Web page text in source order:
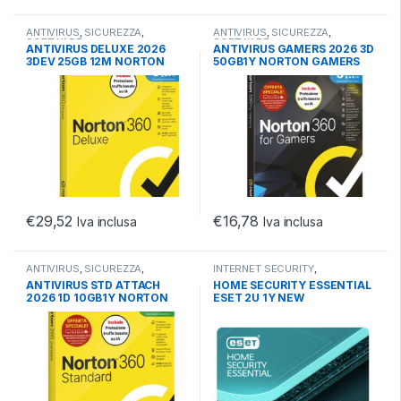
ANTIVIRUS, SICUREZZA,
SOFTWARE
ANTIVIRUS DELUXE 2026
3DEV 25GB 12M NORTON
DELUXE ANTITRUFFA
3D1Y25G
€29,52 Iva inclusa
ANTIVIRUS, SICUREZZA,
SOFTWARE
ANTIVIRUS GAMERS 2026 3D
50GB1Y NORTON GAMERS
ANTITRUFFA 3D1Y50G
€16,78 Iva inclusa
ANTIVIRUS, SICUREZZA,
SOFTWARE
ANTIVIRUS STD ATTACH
2026 1D 10GB1Y NORTON
STANDARD ANTITRUFFA
1D1Y10G
INTERNET SECURITY,
SICUREZZA, SOFTWARE
HOME SECURITY ESSENTIAL
ESET 2U 1Y NEW